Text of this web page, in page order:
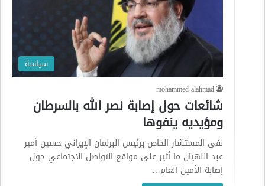
سياسة
mohammed alahmad
شائعات حول إصابة نصر الله بالسرطان
ومؤيديه ينفوها
نفى المستشار الخاص برئيس البرلمان الإيراني حسين أمير
عبد اللهيان ما أثير على مواقع التواصل الاجتماعي حول
إصابة الأمين العام…